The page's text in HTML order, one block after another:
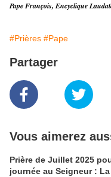
Pape François, Encyclique
#Prières #Pape
Partager
Vous aimerez
Prière de Juillet 2025
journée au Seigneur :